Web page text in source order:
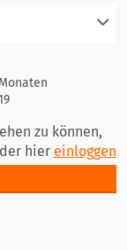
zu können,
hier einloggen